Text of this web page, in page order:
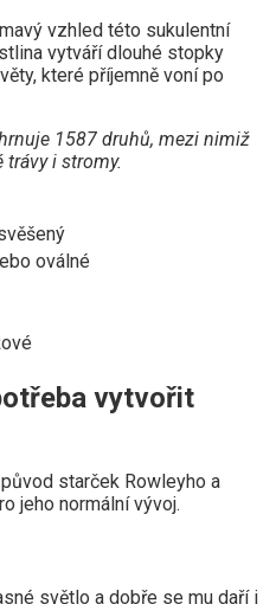
vzhled této sukulentní
vytváří dlouhé stopky
které příjemně voní po
1587 druhů, mezi nimiž
i stromy.
oválné
vytvořit
starček Rowleyho a
jeho normální vývoj.
světlo a dobře se mu daří i